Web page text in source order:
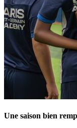
Une saison bien